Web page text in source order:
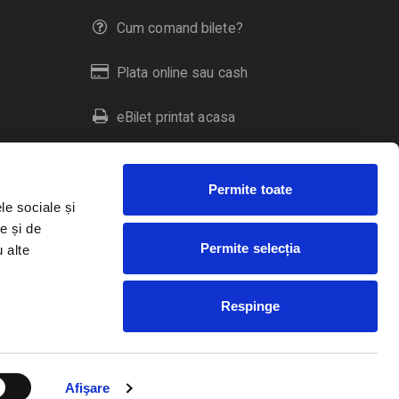
sociale și
și de
alte
Afişare
Permite toate
Permite selecția
Respinge
Cum comand bilete?
Plata online sau cash
eBilet printat acasa
Livrare prin curier
Duplicare bilete